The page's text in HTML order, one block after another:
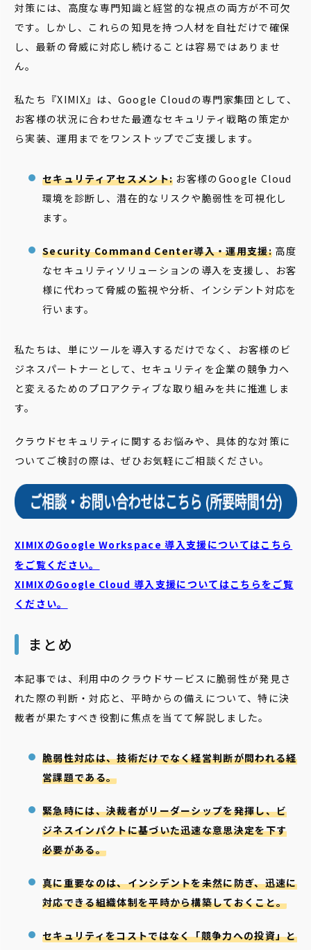
対策には、高度な専門知識と経営的な視点の両方が不可欠
です。しかし、これらの知見を持つ人材を自社だけで確保
し、最新の脅威に対応し続けることは容易ではありませ
ん。
私たち『XIMIX』は、Google Cloudの専門家集団として、
お客様の状況に合わせた最適なセキュリティ戦略の策定か
ら実装、運用までをワンストップでご支援します。
セキュリティアセスメント: お客様のGoogle Cloud
環境を診断し、潜在的なリスクや脆弱性を可視化し
ます。
Security Command Center導入・運用支援:高度
なセキュリティソリューションの導入を支援し、お客
様に代わって脅威の監視や分析、インシデント対応を
行います。
私たちは、単にツールを導入するだけでなく、お客様のビ
ジネスパートナーとして、セキュリティを企業の競争力へ
と変えるためのプロアクティブな取り組みを共に推進しま
す。
クラウドセキュリティに関するお悩みや、具体的な対策に
ついてご検討の際は、ぜひお気軽にご相談ください。
XIMIXのGoogle Workspace 導入支援についてはこちら
をご覧ください。
XIMIXのGoogle Cloud 導入支援についてはこちらをご覧
ください。
まとめ
本記事では、利用中のクラウドサービスに脆弱性が発見さ
れた際の判断・対応と、平時からの備えについて、特に決
裁者が果たすべき役割に焦点を当てて解説しました。
脆弱性対応は、技術だけでなく経営判断が問われる経
営課題である。
緊急時には、決裁者がリーダーシップを発揮し、ビ
ジネスインパクトに基づいた迅速な意思決定を下す
必要がある。
真に重要なのは、インシデントを未然に防ぎ、迅速に
対応できる組織体制を平時から構築しておくこと。
セキュリティをコストではなく「競争力への投資」と